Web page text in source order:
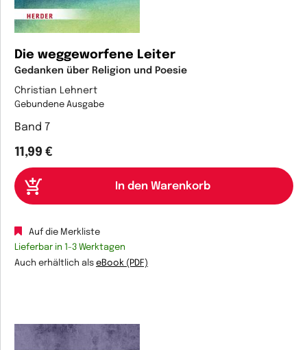
Die weggeworfene Leiter
Gedanken über Religion und Poesie
Christian Lehnert
Gebundene Ausgabe
Band 7
11,99 €
Auf die Merkliste
Lieferbar in 1-3 Werktagen
Auch erhältlich als eBook (PDF)